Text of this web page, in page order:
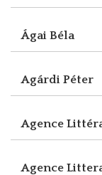
Ágai Béla
Agárdi Péter
Agence
Agence